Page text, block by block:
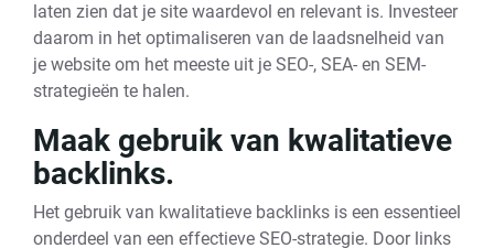
laten zien dat je site waardevol en relevant is. Investeer
daarom in het optimaliseren van de laadsnelheid van
je website om het meeste uit je SEO-, SEA- en SEM-
strategieën te halen.
Maak gebruik van kwalitatieve
backlinks.
Het gebruik van kwalitatieve backlinks is een essentieel
onderdeel van een effectieve SEO-strategie. Door links